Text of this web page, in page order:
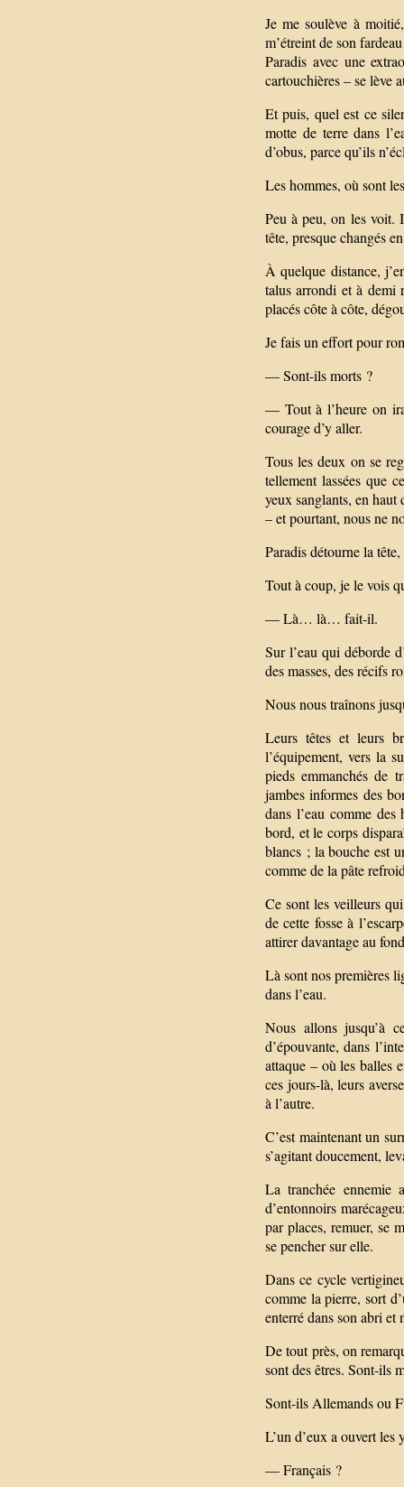
Je me soulève à
m’étreint de son
Paradis avec une
cartouchières – se lève
Et puis, quel est ce
motte de terre dans
d’obus, parce qu’ils
Les hommes, où sont
Peu à peu, on les voit.
tête, presque changés
À quelque distance,
talus arrondi et à demi
placés côte à côte,
Je fais un effort pour
— Sont-ils morts ?
— Tout à l’heure on
courage d’y aller.
Tous les deux on se
tellement lassées que
yeux sanglants, en haut
– et pourtant, nous ne
Paradis détourne la
Tout à coup, je le vois
— Là… là… fait-il.
Sur l’eau qui déborde
des masses, des récifs
Nous nous traînons
Leurs têtes et leurs
l’équipement, vers la
pieds emmanchés de
jambes informes des
dans l’eau comme
bord, et le corps
blancs ; la bouche est
comme de la pâte
Ce sont les veilleurs
de cette fosse à
attirer davantage au
Là sont nos premières
dans l’eau.
Nous allons jusqu’à
d’épouvante, dans
attaque – où les balles
ces jours-là, leurs
à l’autre.
C’est maintenant un
s’agitant doucement,
La tranchée ennemie
d’entonnoirs
par places, remuer, se
se pencher sur elle.
Dans ce cycle
comme la pierre, sort
enterré dans son abri et
De tout près, on
sont des êtres. Sont-ils
Sont-ils Allemands ou
L’un d’eux a ouvert
— Français ?